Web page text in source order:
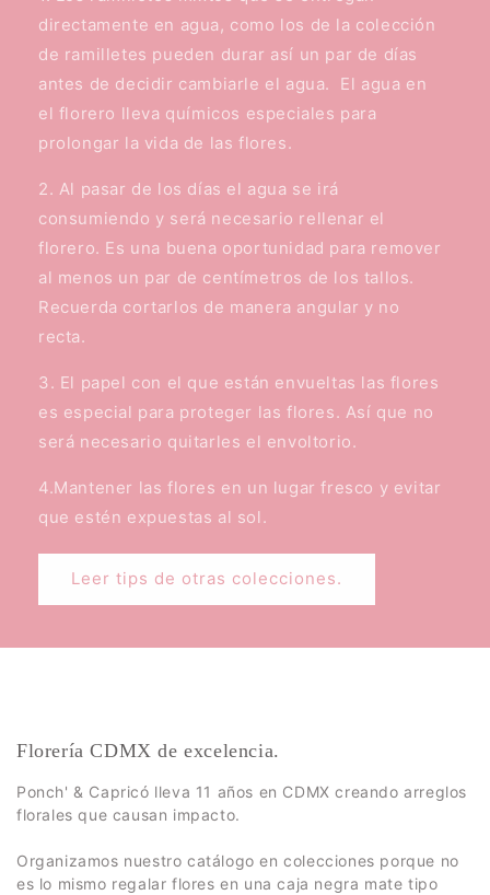
directamente en agua, como los de la colección
de ramilletes pueden durar así un par de días
antes de decidir cambiarle el agua. El agua en
el florero lleva químicos especiales para
prolongar la vida de las flores.
2. Al pasar de los días el agua se irá
consumiendo y será necesario rellenar el
florero. Es una buena oportunidad para remover
al menos un par de centímetros de los tallos.
Recuerda cortarlos de manera angular y no
recta.
3. El papel con el que están envueltas las flores
es especial para proteger las flores. Así que no
será necesario quitarles el envoltorio.
4.Mantener las flores en un lugar fresco y evitar
que estén expuestas al sol.
Leer tips de otras colecciones.
Florería CDMX de excelencia.
Ponch' & Capricó lleva 11 años en CDMX creando arreglos
florales que causan impacto.
Organizamos nuestro catálogo en colecciones porque no
es lo mismo regalar flores en una caja negra mate tipo